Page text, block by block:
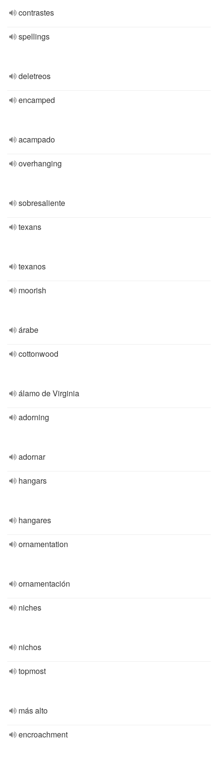
contrastes
spellings
deletreos
encamped
acampado
overhanging
sobresaliente
texans
texanos
moorish
árabe
cottonwood
álamo de Virginia
adorning
adornar
hangars
hangares
ornamentation
ornamentación
niches
nichos
topmost
más alto
encroachment